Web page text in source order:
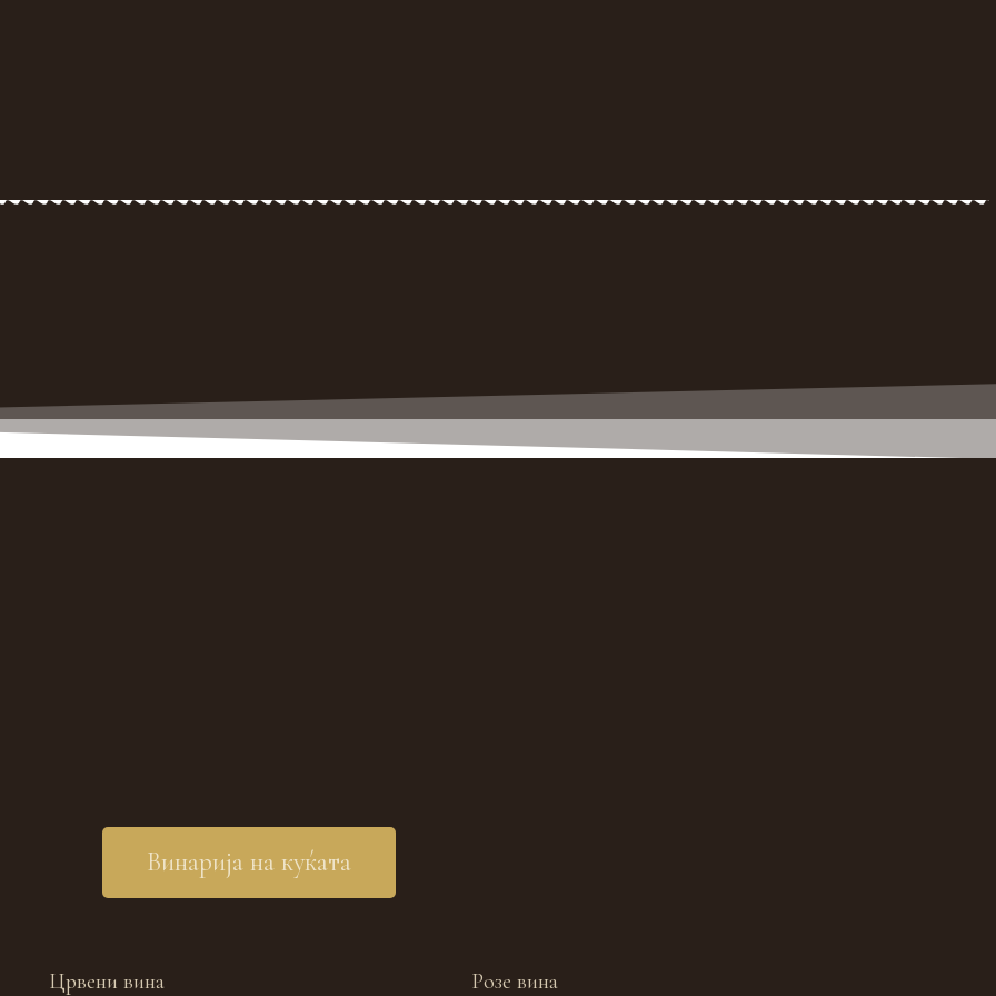
Винарија на куќата
Црвени вина Розе вина